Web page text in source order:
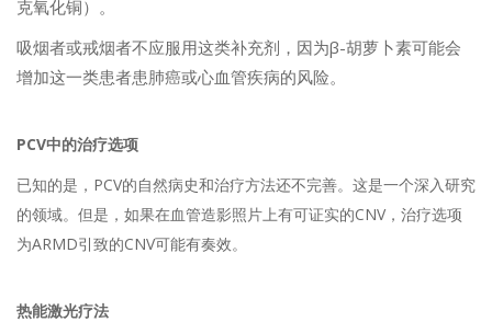
克氧化铜）。
吸烟者或戒烟者不应服用这类补充剂，因为β-胡萝卜素可能会
增加这一类患者患肺癌或心血管疾病的风险。
PCV中的治疗选项
已知的是，PCV的自然病史和治疗方法还不完善。这是一个深入研究
的领域。但是，如果在血管造影照片上有可证实的CNV，治疗选项
为ARMD引致的CNV可能有奏效。
热能激光疗法